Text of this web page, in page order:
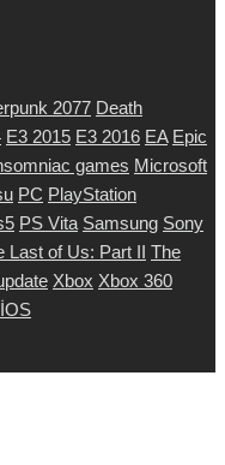
2077 Death
E3 2015 E3 2016 EA Epic
games Microsoft
PC PlayStation
PS Vita Samsung Sony
Last of Us: Part II The
Xbox Xbox 360
İOS